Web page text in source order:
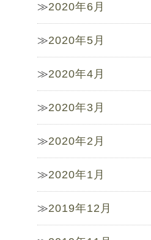
2020年6月
2020年5月
2020年4月
2020年3月
2020年2月
2020年1月
2019年12月